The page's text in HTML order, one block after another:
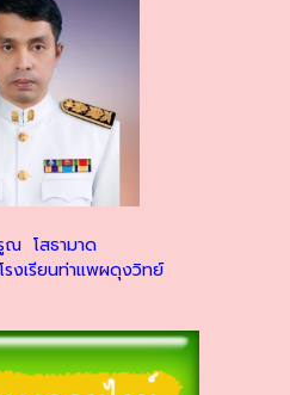
ณ โสธามาด
รงเรียนท่าแพผดุงวิทย์